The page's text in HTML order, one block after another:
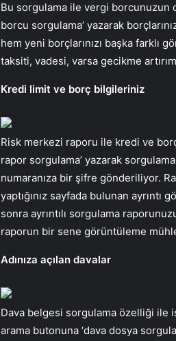
Bu sorgulama ile vergi borcunuzun
borcu sorgulama’ yazarak
hem yeni borçlarınızı başka
taksiti, vadesi, varsa gecikme
Kredi limit ve borç bilgileriniz
Risk merkezi raporu ile kredi ve
rapor sorgulama’ yazarak
numaranıza bir şifre gönderiliyor.
yaptığınız sayfada bulunan
sonra ayrıntılı sorgulama
raporun bir sene görüntüleme
Adınıza açılan davalar
Dava belgesi sorgulama özelliği ile
arama butonuna ‘dava dosya